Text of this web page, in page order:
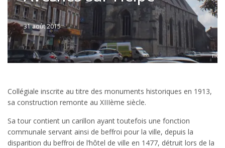
Written
by
JFLANDRIN
31 août 2015
Collégiale inscrite au titre des monuments historiques en 1913,
sa construction remonte au XIIIème siècle.
Sa tour contient un carillon ayant toutefois une fonction
communale servant ainsi de beffroi pour la ville, depuis la
disparition du beffroi de l’hôtel de ville en 1477, détruit lors de la